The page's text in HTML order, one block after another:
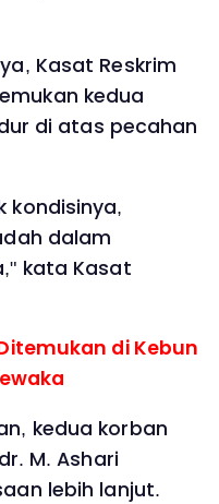
Kasat Reskrim
kedua
di atas pecahan
kondisinya,
dalam
kata Kasat
di Kebun
kedua korban
M. Ashari
lebih lanjut.